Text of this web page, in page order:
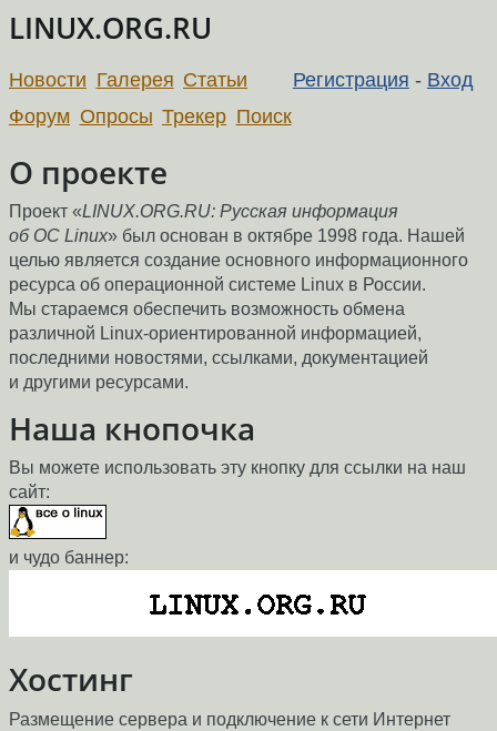
LINUX.ORG.RU
Регистрация - Вход
Новости Галерея Статьи
Форум Опросы Трекер Поиск
О проекте
Проект «LINUX.ORG.RU: Русская информация
об ОС Linux» был основан в октябре 1998 года. Нашей
целью является создание основного информационного
ресурса об операционной системе Linux в России.
Мы стараемся обеспечить возможность обмена
различной Linux-ориентированной информацией,
последними новостями, ссылками, документацией
и другими ресурсами.
Наша кнопочка
Вы можете использовать эту кнопку для ссылки на наш
сайт:
и чудо баннер:
Хостинг
Размещение сервера и подключение к сети Интернет